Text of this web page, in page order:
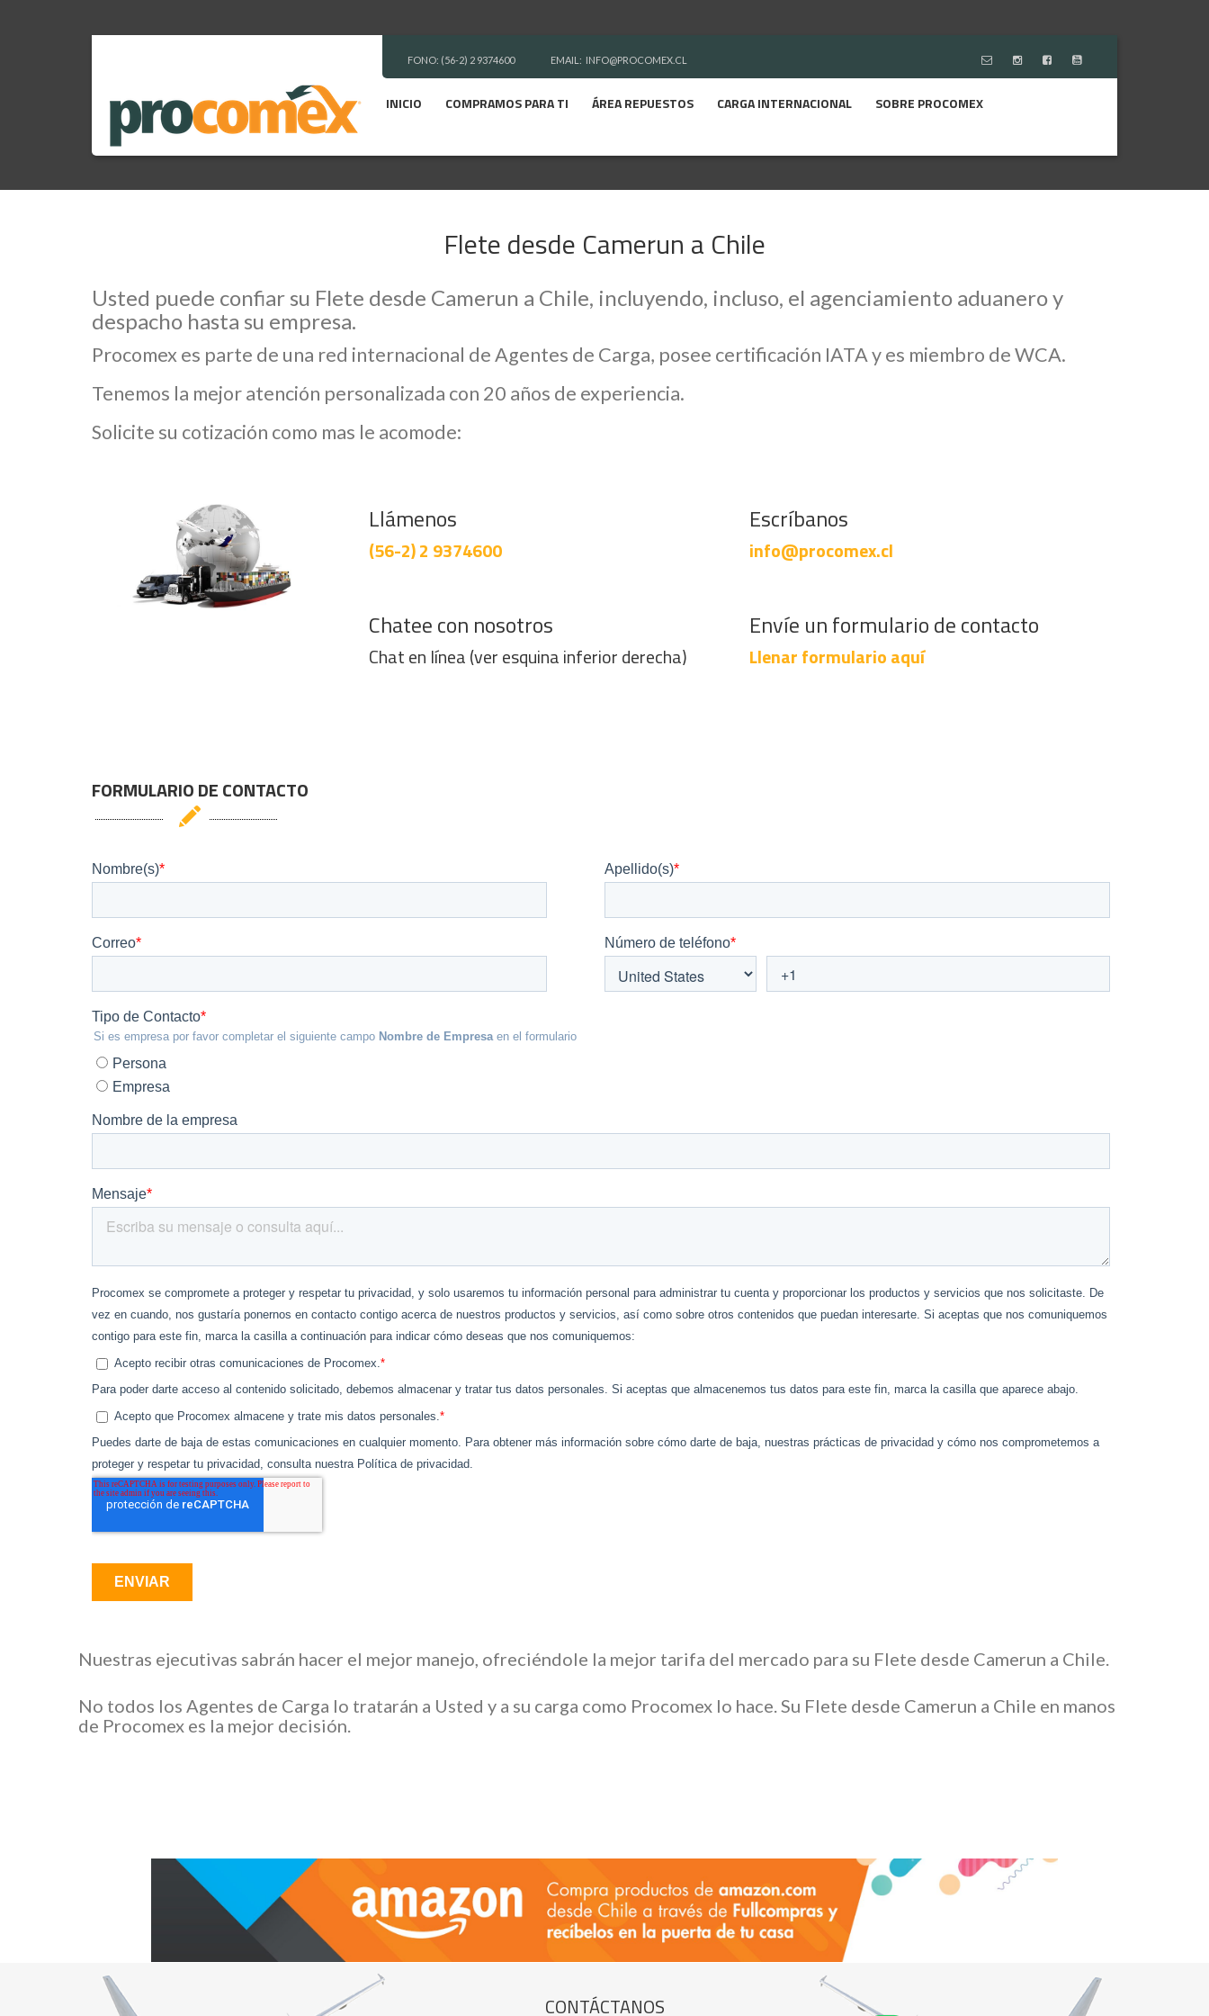
FONO: (56-2) 2 9374600 EMAIL: INFO@PROCOMEX.CL
INICIO COMPRAMOS PARA TI ÁREA REPUESTOS CARGA INTERNACIONAL SOBRE PROCOMEX
Flete desde Camerun a Chile
Usted puede confiar su Flete desde Camerun a Chile, incluyendo, incluso, el agenciamiento aduanero y
despacho hasta su empresa.
Procomex es parte de una red internacional de Agentes de Carga, posee certificación IATA y es miembro de WCA.
Tenemos la mejor atención personalizada con 20 años de experiencia.
Solicite su cotización como mas le acomode:
Llámenos
(56-2) 2 9374600
Escríbanos
info@procomex.cl
Chatee con nosotros
Chat en línea (ver esquina inferior derecha)
Envíe un formulario de contacto
Llenar formulario aquí
FORMULARIO DE CONTACTO
Nuestras ejecutivas sabrán hacer el mejor manejo, ofreciéndole la mejor tarifa del mercado para su Flete desde Camerun a Chile.
No todos los Agentes de Carga lo tratarán a Usted y a su carga como Procomex lo hace. Su Flete desde Camerun a Chile en manos
de Procomex es la mejor decisión.
CONTÁCTANOS